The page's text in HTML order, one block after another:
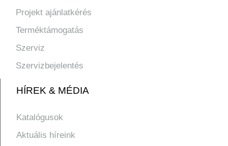
Projekt ajánlatkérés
Terméktámogatás
Szerviz
Szervizbejelentés
HÍREK & MÉDIA
Katalógusok
Aktuális híreink